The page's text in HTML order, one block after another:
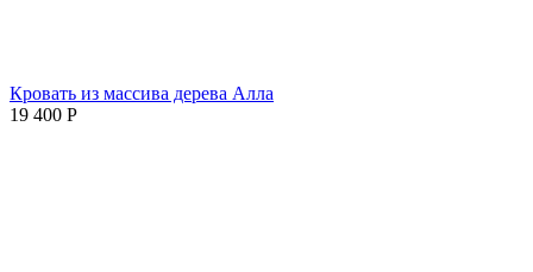
Кровать из массива дерева Алла
19 400 Р